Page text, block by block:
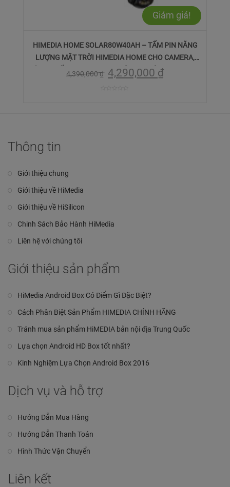
Giảm giá!
HIMEDIA HOME SOLAR80W40AH – TẤM PIN NĂNG
LƯỢNG MẶT TRỜI HIMEDIA HOME CHO CAMERA,
CÔNG SUẤT 80W 40AH 12V, KÍCH THƯỚC: 895 × 535 ×
4,390,000₫ 4,290,000 ₫
Thông tin
Giới thiệu chung
Giới thiệu về HiMedia
Giới thiệu về HiSilicon
Chinh Sách Bảo Hành HiMedia
Liên hệ với chúng tôi
Giới thiệu sản phẩm
HiMedia Android Box Có Điểm Gì Đặc Biệt?
Cách Phân Biệt Sản Phẩm HIMEDIA CHÍNH HÃNG
Tránh mua sản phẩm HiMEDIA bản nội địa Trung Quốc
Lựa chọn Android HD Box tốt nhất?
Kinh Nghiệm Lựa Chọn Android Box 2016
Dịch vụ và hỗ trợ
Hướng Dẫn Mua Hàng
Hướng Dẫn Thanh Toán
Hình Thức Vận Chuyển
Liên kết